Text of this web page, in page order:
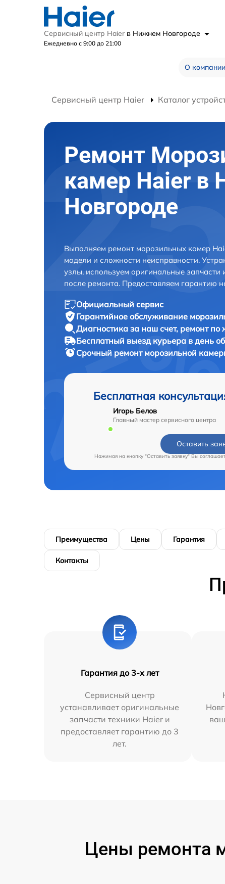
Сервисный центр Haier в Нижнем Новгороде
Ежедневно с 9:00 до 21:00
О компании
Сервисный центр Haier Каталог
Ремонт
камер Haier в
Новгороде
Выполняем ремонт морозильных камер
модели и сложности неисправности.
узлы, используем оригинальные
после ремонта. Предоставляем гарантию
Официальный сервис
Гарантийное обслуживание
Диагностика за наш счет, ремонт по
Бесплатный выезд курьера в день
Срочный ремонт морозильной
Бесплатная
Игорь Белов
Главный мастер сервисного центра
Оставить
Нажимая на кнопку "Оставить заявку" Вы
Преимущества Цены Гарантия
Контакты
Гарантия до 3-х лет
Сервисный центр
устанавливает оригинальные
запчасти техники Haier и
предоставляет гарантию до 3
лет.
Цены ремонта